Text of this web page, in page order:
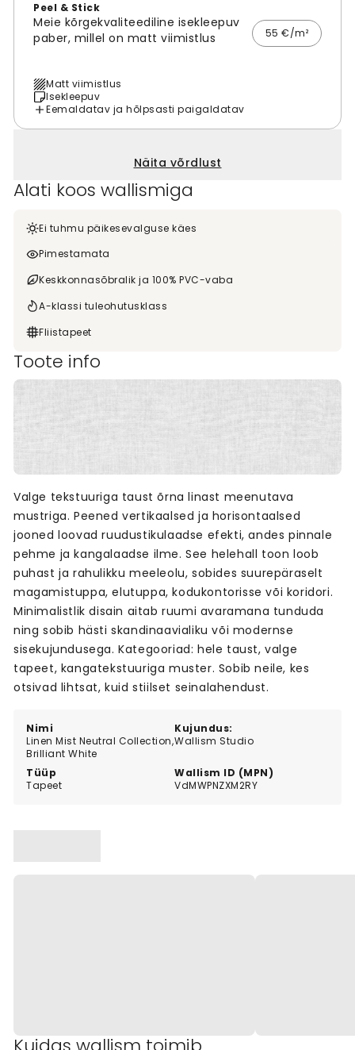
Peel & Stick
Meie kõrgekvaliteediline isekleepuv
paber, millel on matt viimistlus
55 €/m²
Matt viimistlus
Isekleepuv
Eemaldatav ja hõlpsasti paigaldatav
Näita võrdlust
Alati koos wallismiga
Ei tuhmu päikesevalguse käes
Pimestamata
Keskkonnasõbralik ja 100% PVC-vaba
A-klassi tuleohutusklass
Fliistapeet
Toote info
Nimi
Linen Mist Neutral Collection,
Brilliant White
Kujundus:
Wallism Studio
Tüüp
Tapeet
Wallism ID (MPN)
VdMWPNZXM2RY
Valge tekstuuriga taust õrna linast meenutava
mustriga. Peened vertikaalsed ja horisontaalsed
jooned loovad ruudustikulaadse efekti, andes pinnale
pehme ja kangalaadse ilme. See helehall toon loob
puhast ja rahulikku meeleolu, sobides suurepäraselt
magamistuppa, elutuppa, kodukontorisse või koridori.
Minimalistlik disain aitab ruumi avaramana tunduda
ning sobib hästi skandinaavialiku või modernse
sisekujundusega. Kategooriad: hele taust, valge
tapeet, kangatekstuuriga muster. Sobib neile, kes
otsivad lihtsat, kuid stiilset seinalahendust.